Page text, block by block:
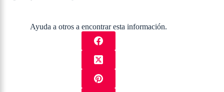
Ayuda a otros a encontrar esta información.